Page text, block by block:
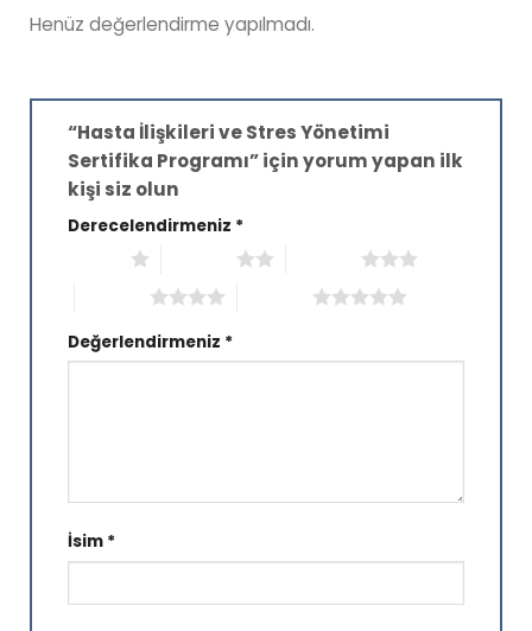
Henüz değerlendirme yapılmadı.
“Hasta İlişkileri ve Stres Yönetimi
Sertifika Programı” için yorum yapan ilk
kişi siz olun
Derecelendirmeniz *
Değerlendirmeniz *
İsim *